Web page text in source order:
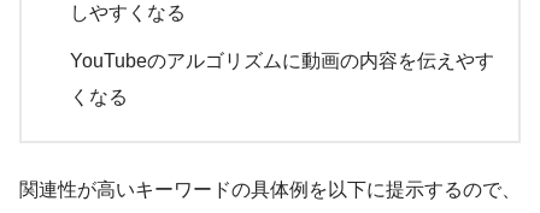
しやすくなる
YouTubeのアルゴリズムに動画の内容を伝えやす
くなる
関連性が高いキーワードの具体例を以下に提示するので、